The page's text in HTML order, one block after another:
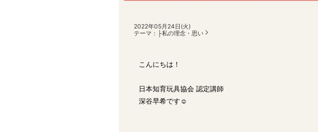
2022年05月24日(火)
テーマ： ├私の理念・思い
こんにちは！
日本知育玩具協会 認定講師
深谷早希です☺︎